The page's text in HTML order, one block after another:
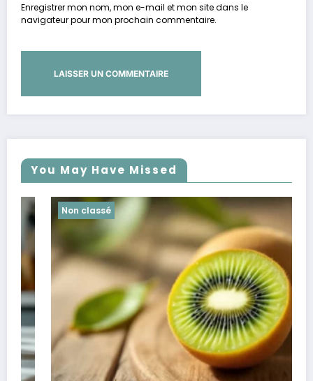
Enregistrer mon nom, mon e-mail et mon site dans le
navigateur pour mon prochain commentaire.
You May Have Missed
Non classé